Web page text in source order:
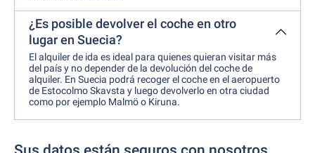
¿Es posible devolver el coche en otro
lugar en Suecia?
El alquiler de ida es ideal para quienes quieran visitar más
del país y no depender de la devolución del coche de
alquiler. En Suecia podrá recoger el coche en el aeropuerto
de Estocolmo Skavsta y luego devolverlo en otra ciudad
como por ejemplo Malmö o Kiruna.